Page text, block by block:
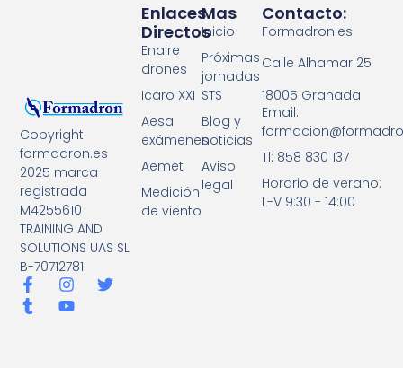
Copyright
formadron.es
2025 marca
registrada
M4255610
TRAINING AND
SOLUTIONS UAS SL
B-70712781
Mas
Inicio
Próximas
jornadas
STS
Blog y
noticias
Aviso
legal
Enlaces
Directos
Enaire
drones
Icaro XXI
Aesa
exámenes
Aemet
Medición
de viento
Contacto:
Formadron.es
Calle Alhamar 25
18005 Granada
Email:
Tl: 858 830 137
Horario de verano:
L-V 9:30 - 14:00